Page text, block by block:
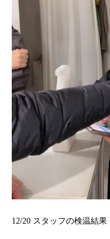
12/20 スタッフの検温結果